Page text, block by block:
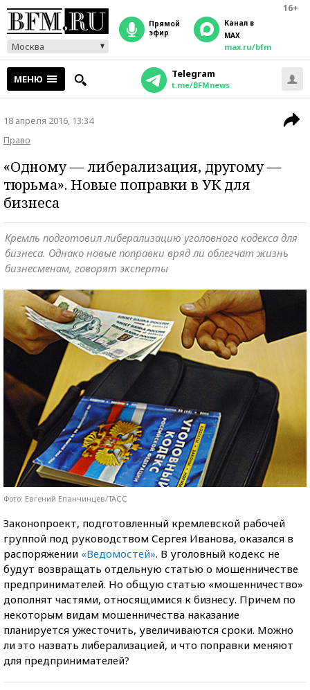
16+
Москва
прямой
эфир
Канал в
MAX
max.ru/bfm
МЕНЮ Telegram
t.me/BFMnews
18 апреля 2016, 13:34
Право
«Одному — либерализация, другому —
тюрьма». Новые поправки в УК для
бизнеса
Кремль подготовил либерализацию уголовного кодекса для
бизнеса. Однако новые поправки вряд ли облегчат жизнь
бизнесменам, говорят эксперты
Фото: Евгений Епанчинцев/ТАСС
Законопроект, подготовленный кремлевской рабочей
группой под руководством Сергея Иванова, оказался в
распоряжении «Ведомостей». В уголовный кодекс не
будут возвращать отдельную статью о мошенничестве
предпринимателей. Но общую статью «мошенничество»
дополнят частями, относящимися к бизнесу. Причем по
некоторым видам мошенничества наказание
планируется ужесточить, увеличиваются сроки. Можно
ли это назвать либерализацией, и что поправки меняют
для предпринимателей?